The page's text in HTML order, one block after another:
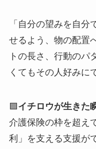
「自分の望みを自分
せるよう、物の配置
トの長さ、行動のパ
くてもその人好みに
🟪 イチロウが生きた
介護保険の枠を超え
利」を支える支援が